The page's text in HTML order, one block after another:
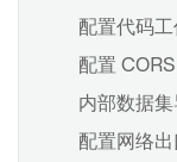
配置代码
配置
内部数据集
配置网络出